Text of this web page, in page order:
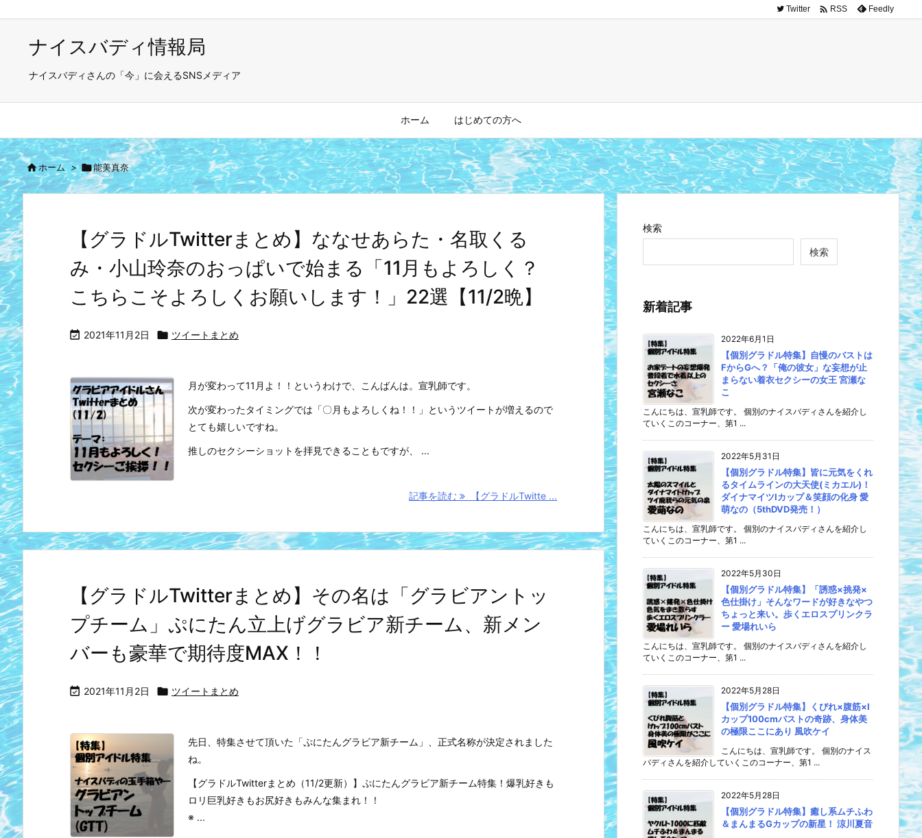
ナイスバディ情報局
ナイスバディさんの「今」に会えるSNSメディア
ホーム はじめての方へ
Twitter  RSS Feedly
ホーム > 能美真奈
【グラドルTwitterまとめ】ななせあらた・名取くる
み・小山玲奈のおっぱいで始まる「11月もよろしく？
こちらこそよろしくお願いします！」22選【11/2晩】
 2021年11月2日  ツイートまとめ
月が変わって11月よ！！というわけで、こんばんは。宣乳師です。
次が変わったタイミングでは「〇月もよろしくね！！」というツイートが増えるので
とても嬉しいですね。
推しのセクシーショットを拝見できることもですが、 ...
記事を読む 【グラドルTwitte ...
【グラドルTwitterまとめ】その名は「グラビアントッ
プチーム」ぷにたん立上げグラビア新チーム、新メン
バーも豪華で期待度MAX！！
 2021年11月2日  ツイートまとめ
先日、特集させて頂いた「ぷにたんグラビア新チーム」、正式名称が決定されました
ね。
【グラドルTwitterまとめ（11/2更新）】ぷにたんグラビア新チーム特集！爆乳好きも
ロリ巨乳好きもお尻好きもみんな集まれ！！
※ ...
検索
検索
新着記事
2022年6月1日
【個別グラドル特集】自慢のバストは
FからGへ？「俺の彼女」な妄想が止
まらない着衣セクシーの女王 宮瀬な
こ
こんにちは、宣乳師です。 個別のナイスバディさんを紹介し
ていくこのコーナー、第1 ...
2022年5月31日
【個別グラドル特集】皆に元気をくれ
るタイムラインの大天使(ミカエル)！
ダイナマイツIカップ＆笑顔の化身 愛
萌なの（5thDVD発売！）
こんにちは、宣乳師です。 個別のナイスバディさんを紹介し
ていくこのコーナー、第1 ...
2022年5月30日
【個別グラドル特集】「誘惑×挑発×
色仕掛け」そんなワードが好きなやつ
ちょっと来い。歩くエロスプリンクラ
ー 愛場れいら
こんにちは、宣乳師です。 個別のナイスバディさんを紹介し
ていくこのコーナー、第1 ...
2022年5月28日
【個別グラドル特集】くびれ×腹筋×I
カップ100cmバストの奇跡、身体美
の極限ここにあり 風吹ケイ
こんにちは、宣乳師です。 個別のナイス
バディさんを紹介していくこのコーナー、第1 ...
2022年5月28日
【個別グラドル特集】癒し系ムチふわ
＆まんまるGカップの新星！ 涼川夏音